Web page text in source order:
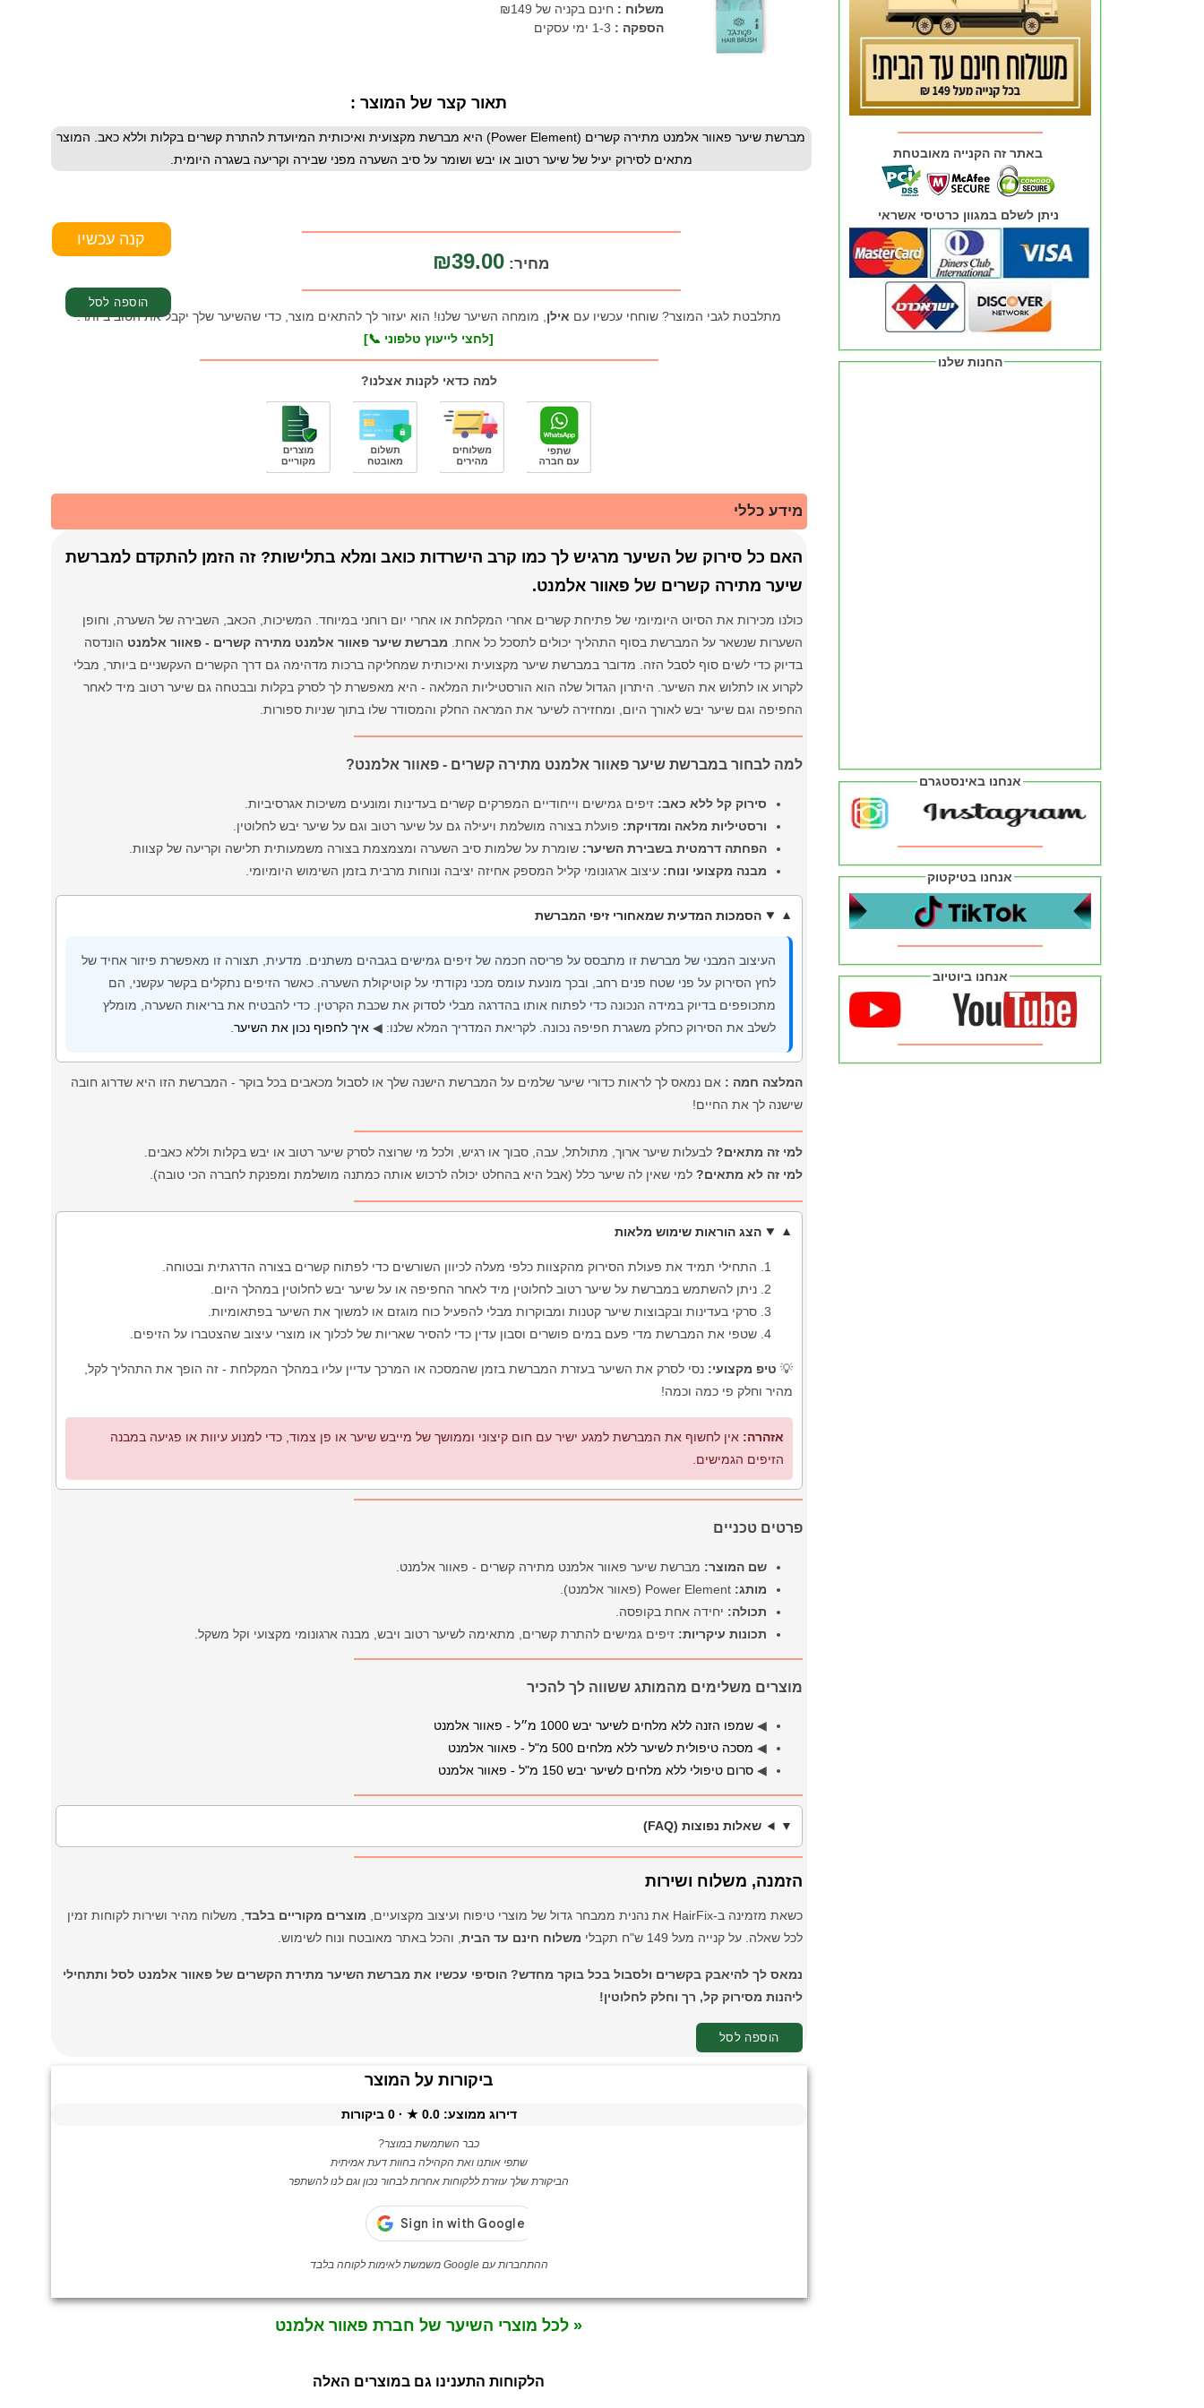
משלוח : חינם בקניה של ₪149
הספקה : 1-3 ימי עסקים
תאור קצר של המוצר :
מברשת שיער פאוור אלמנט מתירה קשרים (Power Element) היא מברשת מקצועית ואיכותית המיועדת להתרת קשרים בקלות וללא כאב. המוצר
מתאים לסירוק יעיל של שיער רטוב או יבש ושומר על סיב השערה מפני שבירה וקריעה בשגרה היומית.
מחיר: ₪39.00
מתלבטת לגבי המוצר? שוחחי עכשיו עם אילן , מומחה השיער שלנו! הוא יעזור לך להתאים מוצר, כדי שהשיער שלך יקבל את הטוב ביותר.
[לחצי לייעוץ טלפוני 📞]
למה כדאי לקנות אצלנו?
מידע כללי
האם כל סירוק של השיער מרגיש לך כמו קרב הישרדות כואב ומלא בתלישות? זה הזמן להתקדם למברשת
שיער מתירה קשרים של פאוור אלמנט.
כולנו מכירות את הסיוט היומיומי של פתיחת קשרים אחרי המקלחת או אחרי יום רוחני במיוחד. המשיכות, הכאב, השבירה של השערה, וחופן
השערות שנשאר על המברשת בסוף התהליך יכולים לתסכל כל אחת. מברשת שיער פאוור אלמנט מתירה קשרים - פאוור אלמנט הונדסה
בדיוק כדי לשים סוף לסבל הזה. מדובר במברשת שיער מקצועית ואיכותית שמחליקה ברכות מדהימה גם דרך הקשרים העקשניים ביותר, מבלי
לקרוע או לתלוש את השיער. היתרון הגדול שלה הוא הורסטיליות המלאה - היא מאפשרת לך לסרק בקלות ובבטחה גם שיער רטוב מיד לאחר
החפיפה וגם שיער יבש לאורך היום, ומחזירה לשיער את המראה החלק והמסודר שלו בתוך שניות ספורות.
למה לבחור במברשת שיער פאוור אלמנט מתירה קשרים - פאוור אלמנט?
סירוק קל ללא כאב: זיפים גמישים וייחודיים המפרקים קשרים בעדינות ומונעים משיכות אגרסיביות.
ורסטיליות מלאה ומדויקת: פועלת בצורה מושלמת ויעילה גם על שיער רטוב וגם על שיער יבש לחלוטין.
הפחתה דרמטית בשבירת השיער: שומרת על שלמות סיב השערה ומצמצמת בצורה משמעותית תלישה וקריעה של קצוות.
מבנה מקצועי ונוח: עיצוב ארגונומי קליל המספק אחיזה יציבה ונוחות מרבית בזמן השימוש היומיומי.
הסמכות המדעית שמאחורי זיפי המברשת
העיצוב המבני של מברשת זו מתבסס על פריסה חכמה של זיפים גמישים בגבהים משתנים. מדעית, תצורה זו מאפשרת פיזור אחיד של
לחץ הסירוק על פני שטח פנים רחב, ובכך מונעת עומס מכני נקודתי על קוטיקולת השערה. כאשר הזיפים נתקלים בקשר עקשני, הם
מתכופפים בדיוק במידה הנכונה כדי לפתוח אותו בהדרגה מבלי לסדוק את שכבת הקרטין. כדי להבטיח את בריאות השערה, מומלץ
לשלב את הסירוק כחלק משגרת חפיפה נכונה. לקריאת המדריך המלא שלנו: ◀איך לחפוף נכון את השיער
המלצה חמה : אם נמאס לך לראות כדורי שיער שלמים על המברשת הישנה שלך או לסבול מכאבים בכל בוקר - המברשת הזו היא שדרוג חובה
שישנה לך את החיים!
למי זה מתאים? לבעלות שיער ארוך, מתולתל, עבה, סבוך או רגיש, ולכל מי שרוצה לסרק שיער רטוב או יבש בקלות וללא כאבים.
למי זה לא מתאים? למי שאין לה שיער כלל (אבל היא בהחלט יכולה לרכוש אותה כמתנה מושלמת ומפנקת לחברה הכי טובה).
הצג הוראות שימוש מלאות
התחילי תמיד את פעולת הסירוק מהקצוות כלפי מעלה לכיוון השורשים כדי לפתוח קשרים בצורה הדרגתית ובטוחה.
ניתן להשתמש במברשת על שיער רטוב לחלוטין מיד לאחר החפיפה או על שיער יבש לחלוטין במהלך היום.
סרקי בעדינות ובקבוצות שיער קטנות ומבוקרות מבלי להפעיל כוח מוגזם או למשוך את השיער בפתאומיות.
שטפי את המברשת מדי פעם במים פושרים וסבון עדין כדי להסיר שאריות של לכלוך או מוצרי עיצוב שהצטברו על הזיפים.
💡 טיפ מקצועי: נסי לסרק את השיער בעזרת המברשת בזמן שהמסכה או המרכך עדיין עליו במהלך המקלחת - זה הופך את התהליך לקל,
מהיר וחלק פי כמה וכמה!
אזהרה: אין לחשוף את המברשת למגע ישיר עם חום קיצוני וממושך של מייבש שיער או פן צמוד, כדי למנוע עיוות או פגיעה במבנה
הזיפים הגמישים.
פרטים טכניים
שם המוצר: מברשת שיער פאוור אלמנט מתירה קשרים - פאוור אלמנט.
מותג: Power Element (פאוור אלמנט).
תכולה: יחידה אחת בקופסה.
תכונות עיקריות: זיפים גמישים להתרת קשרים, מתאימה לשיער רטוב ויבש, מבנה ארגונומי מקצועי וקל משקל.
מוצרים משלימים מהמותג ששווה לך להכיר
◀שמפו הזנה ללא מלחים לשיער יבש 1000 מ״ל - פאוור אלמנט
◀ מסכה טיפולית לשיער ללא מלחים 500 מ"ל - פאוור אלמנט
◀סרום טיפולי ללא מלחים לשיער יבש 150 מ"ל - פאוור אלמנט
שאלות נפוצות (FAQ)
הזמנה, משלוח ושירות
כשאת מזמינה ב-HairFix את נהנית ממבחר גדול של מוצרי טיפוח ועיצוב מקצועיים, מוצרים מקוריים בלבד, משלוח מהיר ושירות לקוחות זמין
לכל שאלה. על קנייה מעל 149 ש"ח תקבלי
משלוח חינם עד הבית, והכל באתר מאובטח ונוח לשימוש.
נמאס לך להיאבק בקשרים ולסבול בכל בוקר מחדש? הוסיפי עכשיו את מברשת השיער מתירת הקשרים של פאוור אלמנט לסל ותתחילי
ליהנות מסירוק קל, רך וחלק לחלוטין!
הוספה לסל
ביקורות על המוצר
דירוג ממוצע:0.0
★ ·
0 ביקורות
כבר השתמשת במוצר?
שתפי אותנו ואת הקהילה בחוות דעת אמיתית
הביקורת שלך עוזרת ללקוחות אחרות לבחור נכון וגם לנו להשתפר
ההתחברות עם Google משמשת לאימות לקוחה בלבד
« לכל מוצרי השיער של חברת פאוור אלמנט
הלקוחות התענינו גם במוצרים האלה
החנות שלנו
אנחנו באינסטגרם
אנחנו בטיקטוק
אנחנו ביוטיוב